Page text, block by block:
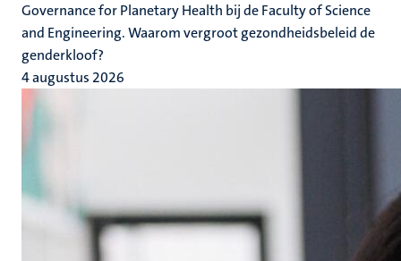
Governance for Planetary Health bij de Faculty of Science
and Engineering. Waarom vergroot gezondheidsbeleid de
genderkloof?
4 augustus 2026